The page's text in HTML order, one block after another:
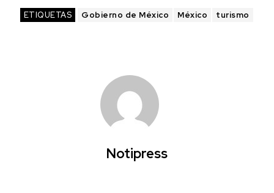
ETIQUETAS Gobierno de México México turismo
Notipress